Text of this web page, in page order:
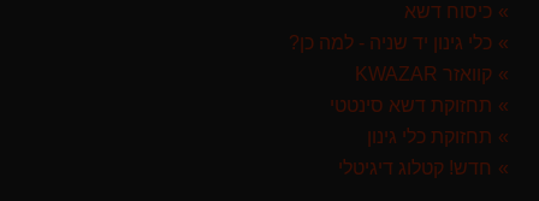
299.00 ₪כיסוח דשא
כלי גינון יד שניה - למה כן?
קוואזר KWAZAR
תחזוקת דשא סינטטי
תחזוקת כלי גינון
חדש! קטלוג דיגיטלי